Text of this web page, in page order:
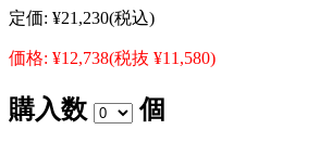
定価: ¥21,230(税込)
価格: ¥12,738(税抜 ¥11,580)
購入数 個